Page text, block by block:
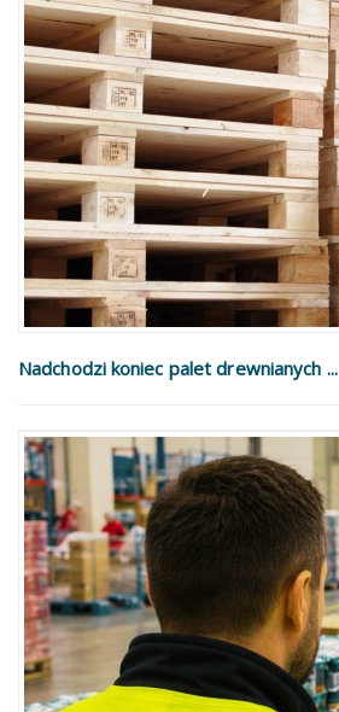
Nadchodzi koniec palet drewnianych ...